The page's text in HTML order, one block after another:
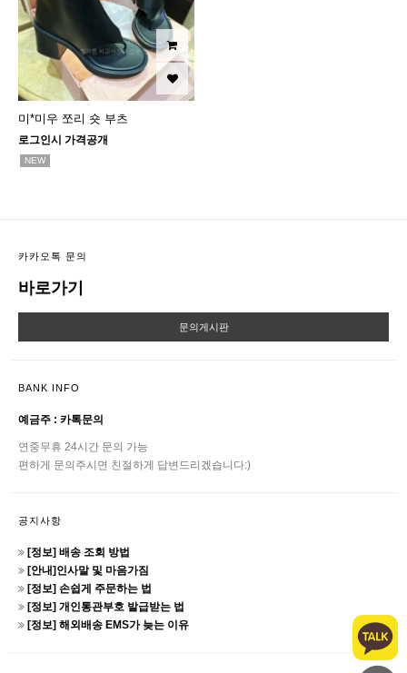
미*미우 쪼리 숏 부츠
로그인시 가격공개
NEW
카카오톡 문의
바로가기
문의게시판
BANK INFO
예금주 : 카톡문의
연중무휴 24시간 문의 가능
편하게 문의주시면 친절하게 답변드리겠습니다:)
공지사항
[정보] 배송 조회 방법
[안내]인사말 및 마음가짐
[정보] 손쉽게 주문하는 법
[정보] 개인통관부호 발급받는 법
[정보] 해외배송 EMS가 늦는 이유